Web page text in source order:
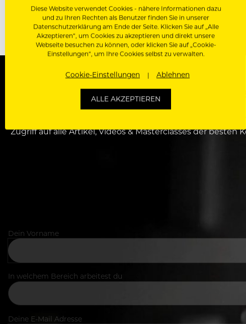
HARRY GATTERER IST GESCHÄFTSFÜHRER DES
UNTERNEHMERISCHSTEN ZEITEN SCHLECHTHIN.
WERDE
Als Rolling
Zugriff auf alle Artikel, Videos & Masterclasses der
Dein Vorname
In welchem Bereich arbeitest du
Deine E-Mail Adresse
Diese Website verwendet Cookies - nähere Informationen dazu
und zu Ihren Rechten als Benutzer finden Sie in unserer
Datenschutzerklärung am Ende der Seite. Klicken Sie auf „Alle
Akzeptieren“, um Cookies zu akzeptieren und direkt unsere
Webseite besuchen zu können, oder klicken Sie auf „Cookie-
Einstellungen“, um Ihre Cookies selbst zu verwalten.
Cookie-Einstellungen Ablehnen
ALLE AKZEPTIEREN